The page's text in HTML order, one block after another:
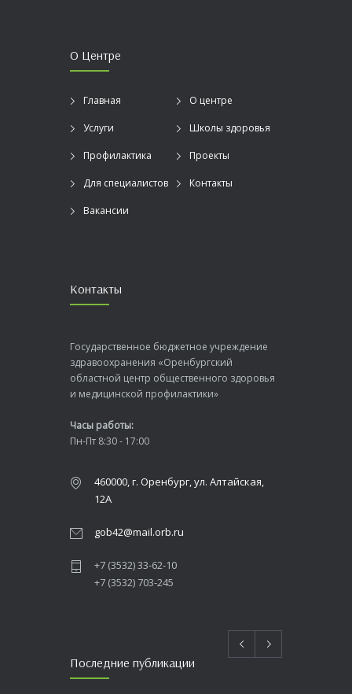
О Центре
Главная О центре
Услуги Школы здоровья
Профилактика Проекты
Для специалистов Контакты
Вакансии
Контакты
Государственное бюджетное учреждение
здравоохранения «Оренбургский
областной центр общественного здоровья
и медицинской профилактики»
Часы работы:
Пн-Пт 8:30 - 17:00
460000, г. Оренбург, ул. Алтайская,
12А
gob42@mail.orb.ru
+7 (3532) 33-62-10
+7 (3532) 703-245
Последние публикации